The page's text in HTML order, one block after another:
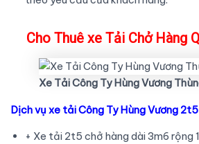
Cho Thuê xe Tải Chở Hàng
Xe Tải Công Ty Hùng Vương
Dịch vụ xe tải Công Ty Hùng Vương
+ Xe tải 2t5 chở hàng dài 3m6 rộng